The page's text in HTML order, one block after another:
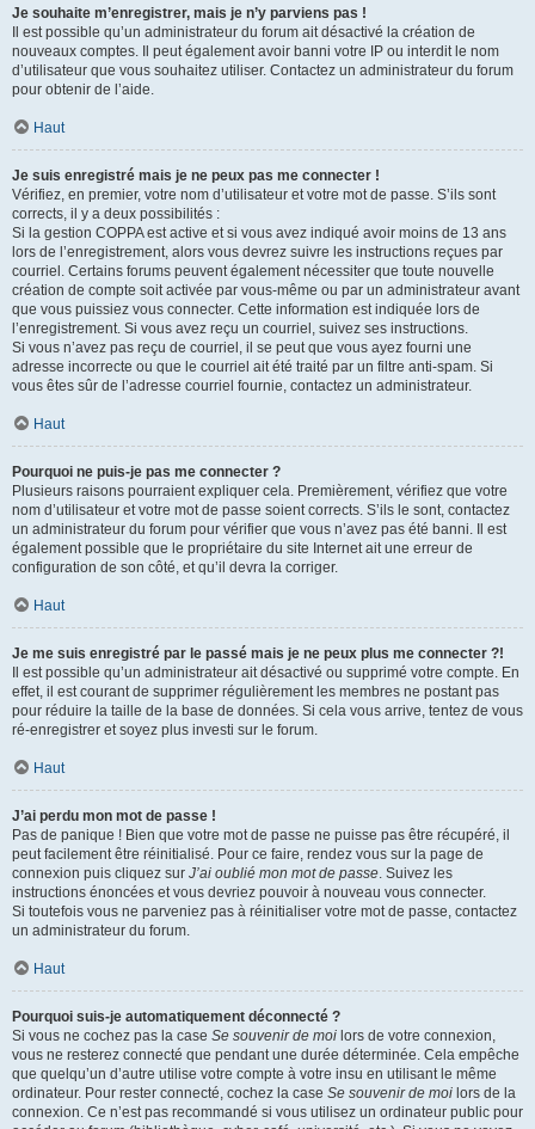
Je souhaite m’enregistrer, mais je n’y parviens pas !
Il est possible qu’un administrateur du forum ait désactivé la création de
nouveaux comptes. Il peut également avoir banni votre IP ou interdit le nom
d’utilisateur que vous souhaitez utiliser. Contactez un administrateur du forum
pour obtenir de l’aide.
Haut
Je suis enregistré mais je ne peux pas me connecter !
Vérifiez, en premier, votre nom d’utilisateur et votre mot de passe. S’ils sont
corrects, il y a deux possibilités :
Si la gestion COPPA est active et si vous avez indiqué avoir moins de 13 ans
lors de l’enregistrement, alors vous devrez suivre les instructions reçues par
courriel. Certains forums peuvent également nécessiter que toute nouvelle
création de compte soit activée par vous-même ou par un administrateur avant
que vous puissiez vous connecter. Cette information est indiquée lors de
l’enregistrement. Si vous avez reçu un courriel, suivez ses instructions.
Si vous n’avez pas reçu de courriel, il se peut que vous ayez fourni une
adresse incorrecte ou que le courriel ait été traité par un filtre anti-spam. Si
vous êtes sûr de l’adresse courriel fournie, contactez un administrateur.
Haut
Pourquoi ne puis-je pas me connecter ?
Plusieurs raisons pourraient expliquer cela. Premièrement, vérifiez que votre
nom d’utilisateur et votre mot de passe soient corrects. S’ils le sont, contactez
un administrateur du forum pour vérifier que vous n’avez pas été banni. Il est
également possible que le propriétaire du site Internet ait une erreur de
configuration de son côté, et qu’il devra la corriger.
Haut
Je me suis enregistré par le passé mais je ne peux plus me connecter ?!
Il est possible qu’un administrateur ait désactivé ou supprimé votre compte. En
effet, il est courant de supprimer régulièrement les membres ne postant pas
pour réduire la taille de la base de données. Si cela vous arrive, tentez de vous
ré-enregistrer et soyez plus investi sur le forum.
Haut
J’ai perdu mon mot de passe !
Pas de panique ! Bien que votre mot de passe ne puisse pas être récupéré, il
peut facilement être réinitialisé. Pour ce faire, rendez vous sur la page de
connexion puis cliquez sur J’ai oublié mon mot de passe. Suivez les
instructions énoncées et vous devriez pouvoir à nouveau vous connecter.
Si toutefois vous ne parveniez pas à réinitialiser votre mot de passe, contactez
un administrateur du forum.
Haut
Pourquoi suis-je automatiquement déconnecté ?
Si vous ne cochez pas la case Se souvenir de moi lors de votre connexion,
vous ne resterez connecté que pendant une durée déterminée. Cela empêche
que quelqu’un d’autre utilise votre compte à votre insu en utilisant le même
ordinateur. Pour rester connecté, cochez la case Se souvenir de moi lors de la
connexion. Ce n’est pas recommandé si vous utilisez un ordinateur public pour